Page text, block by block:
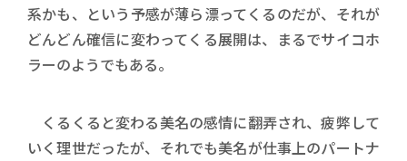
系かも、という予感が薄ら漂ってくるのだが、それが
どんどん確信に変わってくる展開は、まるでサイコホ
ラーのようでもある。
くるくると変わる美名の感情に翻弄され、疲弊して
いく理世だったが、それでも美名が仕事上のパートナ